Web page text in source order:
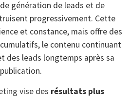
génération de leads et de
progressivement. Cette
et constance, mais offre des
le contenu continuant
des leads longtemps après sa
publication.
vise des résultats plus